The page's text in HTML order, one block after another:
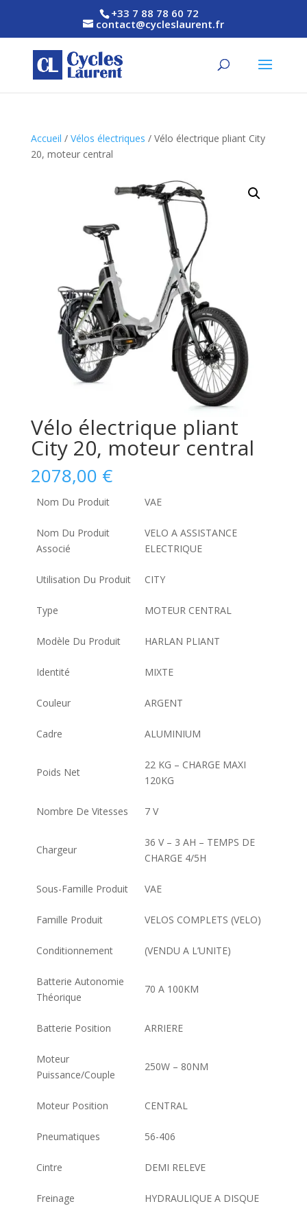
+33 7 88 78 60 72
contact@cycleslaurent.fr
Accueil / Vélos électriques / Vélo électrique pliant City
20, moteur central
Vélo électrique pliant
City 20, moteur central
2078,00 €
Nom Du Produit VAE
Nom Du Produit
Associé
VELO A ASSISTANCE
ELECTRIQUE
Utilisation Du Produit CITY
Type MOTEUR CENTRAL
Modèle Du Produit HARLAN PLIANT
Identité MIXTE
Couleur ARGENT
Cadre ALUMINIUM
Poids Net
22 KG – CHARGE MAXI
120KG
Nombre De Vitesses 7 V
Chargeur
36 V – 3 AH – TEMPS DE
CHARGE 4/5H
Sous-Famille Produit VAE
Famille Produit VELOS COMPLETS (VELO)
Conditionnement (VENDU A L’UNITE)
Batterie Autonomie
Théorique
70 A 100KM
Batterie Position ARRIERE
Moteur
Puissance/Couple
250W – 80NM
Moteur Position CENTRAL
Pneumatiques 56-406
Cintre DEMI RELEVE
Freinage HYDRAULIQUE A DISQUE